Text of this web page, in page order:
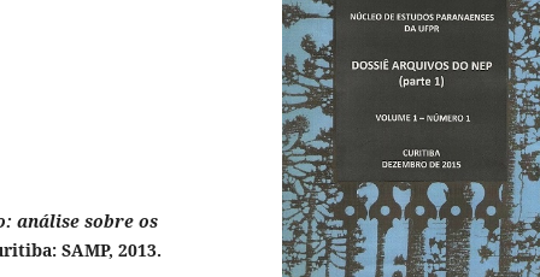
análise sobre os
SAMP, 2013.